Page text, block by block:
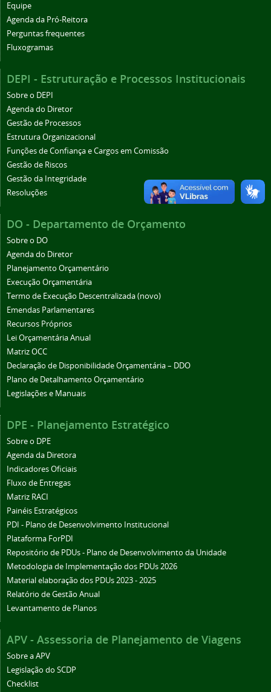
Equipe
Agenda da Pró-Reitora
Perguntas frequentes
Fluxogramas
DEPI - Estruturação e Processos Institucionais
Sobre o DEPI
Agenda do Diretor
Gestão de Processos
Estrutura Organizacional
Funções de Confiança e Cargos em Comissão
Gestão de Riscos
Gestão da Integridade
Resoluções
DO - Departamento de Orçamento
Sobre o DO
Agenda do Diretor
Planejamento Orçamentário
Execução Orçamentária
Termo de Execução Descentralizada (novo)
Emendas Parlamentares
Recursos Próprios
Lei Orçamentária Anual
Matriz OCC
Declaração de Disponibilidade Orçamentária – DDO
Plano de Detalhamento Orçamentário
Legislações e Manuais
DPE - Planejamento Estratégico
Sobre o DPE
Agenda da Diretora
Indicadores Oficiais
Fluxo de Entregas
Matriz RACI
Painéis Estratégicos
PDI - Plano de Desenvolvimento Institucional
Plataforma ForPDI
Repositório de PDUs - Plano de Desenvolvimento da Unidade
Metodologia de Implementação dos PDUs 2026
Material elaboração dos PDUs 2023 - 2025
Relatório de Gestão Anual
Levantamento de Planos
APV - Assessoria de Planejamento de Viagens
Sobre a APV
Legislação do SCDP
Checklist